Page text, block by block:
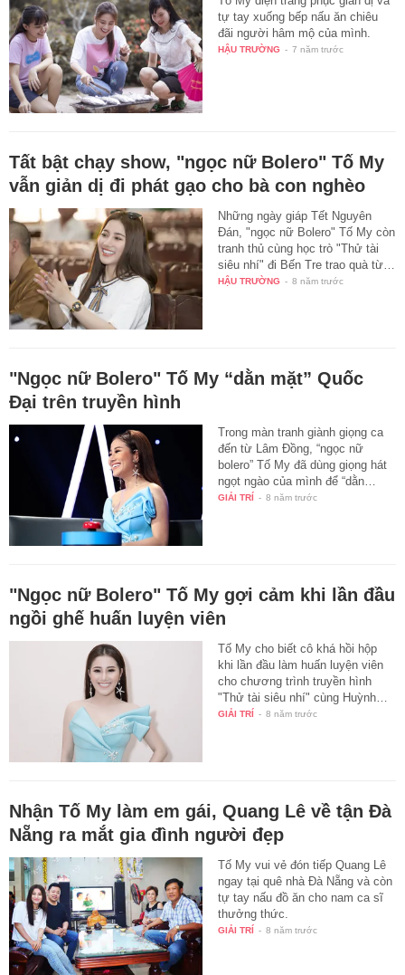
tự tay xuống bếp nấu ăn chiêu
đãi người hâm mộ của mình.
HẬU TRƯỜNG - 7 năm trước
Tất bật chạy show, "ngọc nữ Bolero" Tố My
vẫn giản dị đi phát gạo cho bà con nghèo
Những ngày giáp Tết Nguyên
Đán, "ngọc nữ Bolero" Tố My còn
tranh thủ cùng học trò "Thử tài
siêu nhí" đi Bến Tre trao quà từ…
HẬU TRƯỜNG - 8 năm trước
"Ngọc nữ Bolero" Tố My “dằn mặt” Quốc
Đại trên truyền hình
Trong màn tranh giành giọng ca
đến từ Lâm Đồng, “ngọc nữ
bolero” Tố My đã dùng giọng hát
ngọt ngào của mình để “dằn…
GIẢI TRÍ - 8 năm trước
"Ngọc nữ Bolero" Tố My gợi cảm khi lần đầu
ngồi ghế huấn luyện viên
Tố My cho biết cô khá hồi hộp
khi lần đầu làm huấn luyện viên
cho chương trình truyền hình
"Thử tài siêu nhí" cùng Huỳnh…
GIẢI TRÍ - 8 năm trước
Nhận Tố My làm em gái, Quang Lê về tận Đà
Nẵng ra mắt gia đình người đẹp
Tố My vui vẻ đón tiếp Quang Lê
ngay tại quê nhà Đà Nẵng và còn
tự tay nấu đồ ăn cho nam ca sĩ
thưởng thức.
GIẢI TRÍ - 8 năm trước